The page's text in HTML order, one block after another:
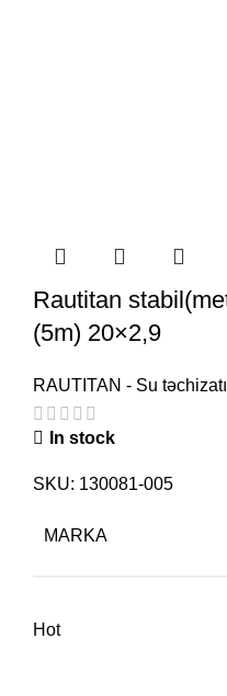
Rautitan
(5m) 20×2,9
RAUTITAN - Su təchizatı
In stock
SKU: 130081-005
MARKA
Hot